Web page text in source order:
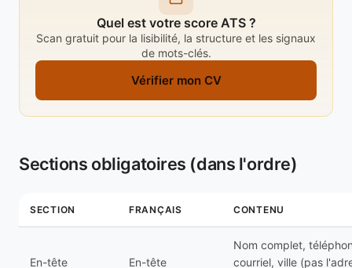
Quel est votre score ATS ?
Scan gratuit pour la lisibilité, la structure et les signaux
de mots-clés.
Vérifier mon CV
Sections obligatoires (dans l'ordre)
SECTION FRANÇAIS CONTENU
En-tête En-tête
Nom complet,
courriel, ville (pas